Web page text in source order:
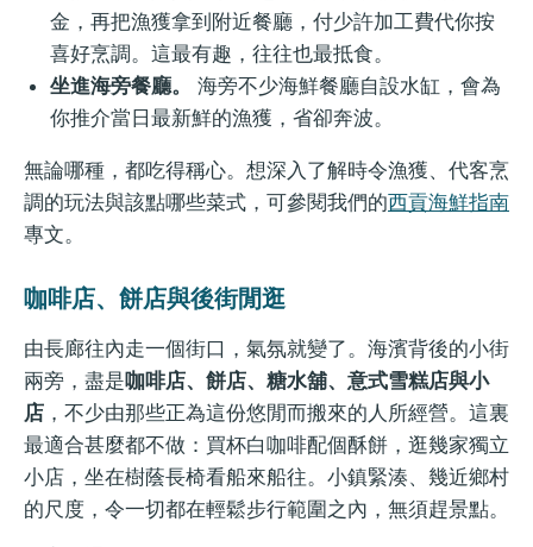
金，再把漁獲拿到附近餐廳，付少許加工費代你按
喜好烹調。這最有趣，往往也最抵食。
坐進海旁餐廳。
海旁不少海鮮餐廳自設水缸，會為
你推介當日最新鮮的漁獲，省卻奔波。
無論哪種，都吃得稱心。想深入了解時令漁獲、代客烹
調的玩法與該點哪些菜式，可參閱我們的西貢海鮮指南
專文。
咖啡店、餅店與後街閒逛
由長廊往內走一個街口，氣氛就變了。海濱背後的小街
兩旁，盡是咖啡店、餅店、糖水舖、意式雪糕店與小
店 ，不少由那些正為這份悠閒而搬來的人所經營。這裏
最適合甚麼都不做：買杯白咖啡配個酥餅，逛幾家獨立
小店，坐在樹蔭長椅看船來船往。小鎮緊湊、幾近鄉村
的尺度，令一切都在輕鬆步行範圍之內，無須趕景點。